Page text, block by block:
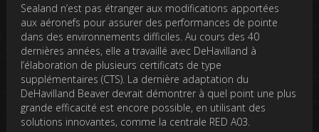
Sealand n’est pas étranger aux modifications apportées
aux aéronefs pour assurer des performances de pointe
dans des environnements difficiles. Au cours des 40
dernières années, elle a travaillé avec DeHavilland à
l’élaboration de plusieurs certificats de type
supplémentaires (CTS). La dernière adaptation du
DeHavilland Beaver devrait démontrer à quel point une plus
grande efficacité est encore possible, en utilisant des
solutions innovantes, comme la centrale RED A03.